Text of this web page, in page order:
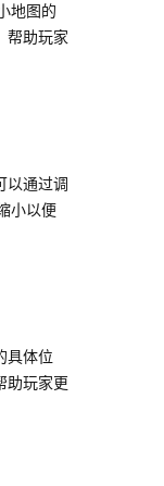
地图的
帮助玩家
以通过调
小以便
具体位
助玩家更